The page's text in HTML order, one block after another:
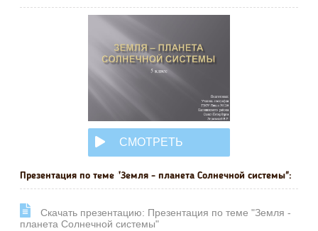
СМОТРЕТЬ
ОНЛАЙН
Презентация по теме "Земля - планета Солнечной системы":
Cкачать презентацию: Презентация по теме "Земля -
планета Солнечной системы"